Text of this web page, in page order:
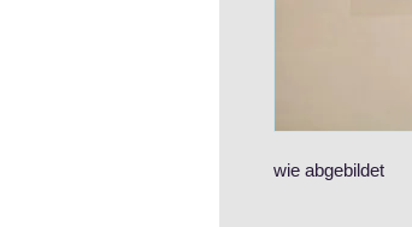
wie abgebildet